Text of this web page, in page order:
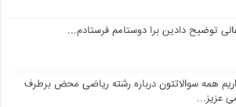
توضیح دادین برا دوستامم فرستادم...
همه سوالاتتون درباره رشته ریاضی محض برطرف
عزیز...